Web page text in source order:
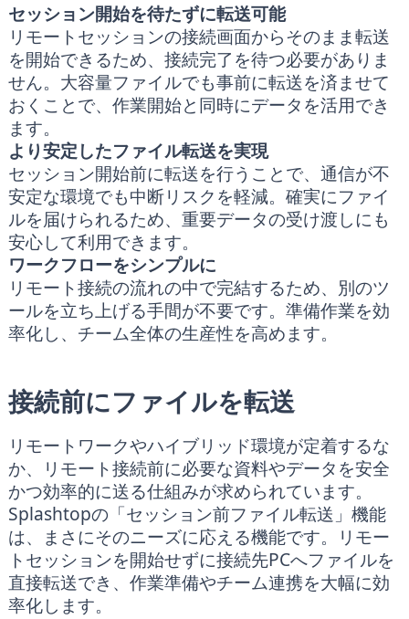
セッション開始を待たずに転送可能
リモートセッションの接続画面からそのまま転送
を開始できるため、接続完了を待つ必要がありま
せん。大容量ファイルでも事前に転送を済ませて
おくことで、作業開始と同時にデータを活用でき
ます。
より安定したファイル転送を実現
セッション開始前に転送を行うことで、通信が不
安定な環境でも中断リスクを軽減。確実にファイ
ルを届けられるため、重要データの受け渡しにも
安心して利用できます。
ワークフローをシンプルに
リモート接続の流れの中で完結するため、別のツ
ールを立ち上げる手間が不要です。準備作業を効
率化し、チーム全体の生産性を高めます。
接続前にファイルを転送
リモートワークやハイブリッド環境が定着するな
か、リモート接続前に必要な資料やデータを安全
かつ効率的に送る仕組みが求められています。
Splashtopの「セッション前ファイル転送」機能
は、まさにそのニーズに応える機能です。リモー
トセッションを開始せずに接続先PCへファイルを
直接転送でき、作業準備やチーム連携を大幅に効
率化します。